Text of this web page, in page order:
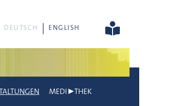
DEUTSCH ENGLISH
MEDI▶THEK